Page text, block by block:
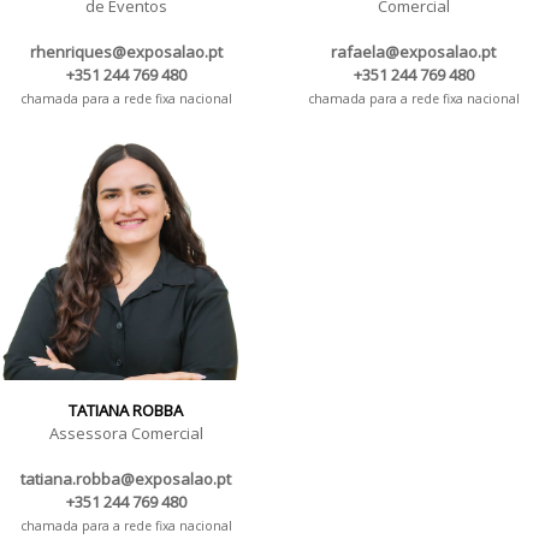
de Eventos
rhenriques@exposalao.pt
+351 244 769 480
chamada para a rede fixa nacional
Comercial
rafaela@exposalao.pt
+351 244 769 480
chamada para a rede fixa nacional
TATIANA ROBBA
Assessora Comercial
tatiana.robba@exposalao.pt
+351 244 769 480
chamada para a rede fixa nacional